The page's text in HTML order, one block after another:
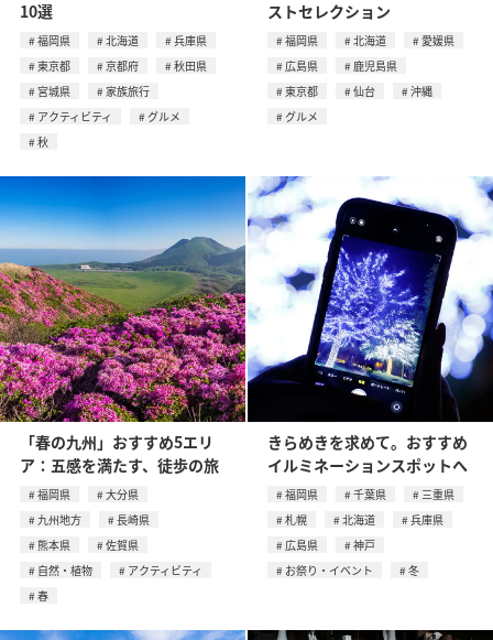
10選
福岡県 北海道
兵庫県
東京都
京都府
秋田県
宮城県
家族旅行
アクティビティ
グルメ
秋
ストセレクション
福岡県 北海道
愛媛県
広島県
鹿児島県
東京都
仙台
沖縄
グルメ
「春の九州」おすすめ5エリ
ア：五感を満たす、徒歩の旅
福岡県
大分県
九州地方
長崎県
熊本県
佐賀県
自然・植物
アクティビティ
春
きらめきを求めて。おすすめ
イルミネーションスポットへ
福岡県 千葉県
三重県
札幌
北海道
兵庫県
広島県
神戸
お祭り・イベント
冬